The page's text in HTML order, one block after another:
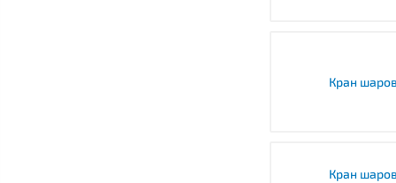
Кран
Кран